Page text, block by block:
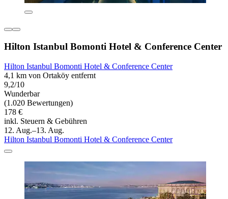
Hilton Istanbul Bomonti Hotel & Conference Center
Hilton Istanbul Bomonti Hotel & Conference Center
4,1 km von Ortaköy entfernt
9,2/10
Wunderbar
(1.020 Bewertungen)
178 €
inkl. Steuern & Gebühren
12. Aug.–13. Aug.
Hilton Istanbul Bomonti Hotel & Conference Center